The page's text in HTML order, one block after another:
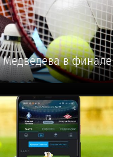
в финале